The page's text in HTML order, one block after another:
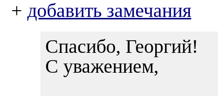
+ добавить замечания
Спасибо, Георгий!
С уважением,